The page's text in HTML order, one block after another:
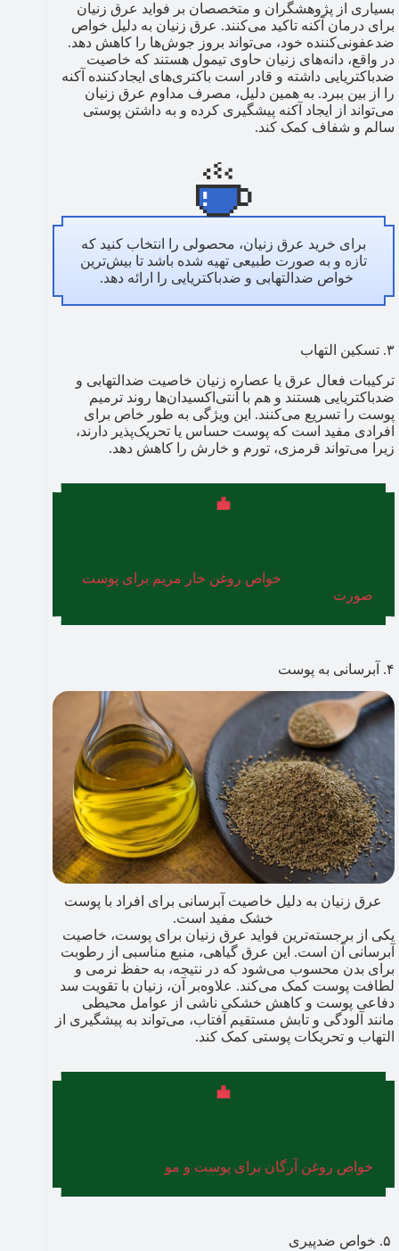
بسیاری از پژوهشگران و متخصصان بر فواید عرق زنیان
برای درمان آکنه تاکید می‌کنند. عرق زنیان به دلیل خواص
ضدعفونی‌کننده خود، می‌تواند بروز جوش‌ها را کاهش دهد.
در واقع، دانه‌های زنیان حاوی تیمول هستند که خاصیت
ضدباکتریایی داشته و قادر است باکتری‌های ایجادکننده آکنه
را از بین ببرد. به همین دلیل، مصرف مداوم عرق زنیان
می‌تواند از ایجاد آکنه پیشگیری کرده و به داشتن پوستی
سالم و شفاف کمک کند.
برای خرید عرق زنیان، محصولی را انتخاب کنید که
تازه و به‌ صورت طبیعی تهیه شده باشد تا بیش‌ترین
خواص ضدالتهابی و ضدباکتریایی را ارائه دهد.
۳. تسکین التهاب
ترکیبات فعال عرق یا عصاره زنیان خاصیت ضدالتهابی و
ضدباکتریایی هستند و هم با آنتی‌اکسیدان‌ها روند ترمیم
پوست را تسریع می‌کنند. این ویژگی به‌ طور خاص برای
افرادی مفید است که پوست حساس یا تحریک‌‌پذیر دارند،
زیرا می‌تواند قرمزی، تورم و خارش را کاهش دهد.
خواص روغن خار مریم برای پوست
صورت
۴. آبرسانی به پوست
عرق زنیان به دلیل خاصیت آبرسانی برای افراد با پوست
خشک مفید است.
یکی از برجسته‌ترین فواید عرق زنیان برای پوست، خاصیت
آبرسانی آن است. این عرق گیاهی، منبع مناسبی از رطوبت
برای بدن محسوب می‌شود که در نتیجه، به حفظ نرمی و
لطافت پوست کمک می‌کند. علاوه‌بر آن، زنیان با تقویت سد
دفاعی پوست و کاهش خشکی ناشی از عوامل محیطی
مانند آلودگی و تابش مستقیم آفتاب، می‌تواند به پیشگیری از
التهاب و تحریکات پوستی کمک کند.
خواص روغن آرگان برای پوست و مو